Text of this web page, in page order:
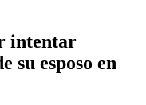
intentar
su esposo en